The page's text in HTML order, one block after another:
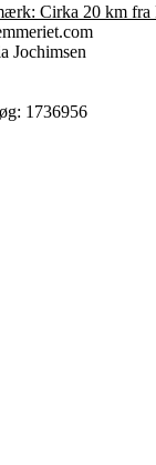
Cirka 20 km fra
Jochimsen
1736956